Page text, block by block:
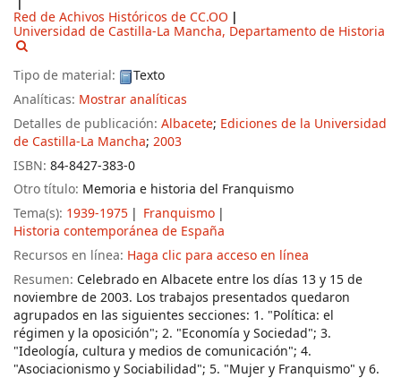
Red de Achivos Históricos de CC.OO
Universidad de Castilla-La Mancha, Departamento de Historia
Tipo de material:
Texto
Analíticas: Mostrar analíticas
Detalles de publicación: Albacete; Ediciones de la Universidad
de Castilla-La Mancha; 2003
ISBN: 84-8427-383-0
Otro título: Memoria e historia del Franquismo
Tema(s): 1939-1975
Franquismo
Historia contemporánea de España
Recursos en línea: Haga clic para acceso en línea
Resumen: Celebrado en Albacete entre los días 13 y 15 de
noviembre de 2003. Los trabajos presentados quedaron
agrupados en las siguientes secciones: 1. "Política: el
régimen y la oposición"; 2. "Economía y Sociedad"; 3.
"Ideología, cultura y medios de comunicación"; 4.
"Asociacionismo y Sociabilidad"; 5. "Mujer y Franquismo" y 6.